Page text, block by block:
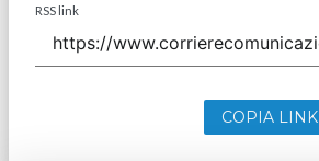
RSS link
COPIA LINK